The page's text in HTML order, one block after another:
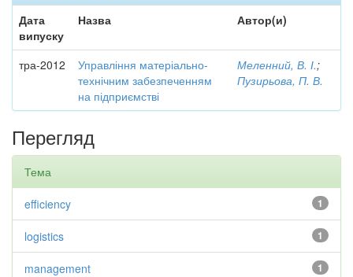
Дата
випуску
Назва Автор(и)
тра-2012
Управління матеріально-
технічним забезпеченням
на підприємстві
Меленний, В. І.;
Пузирьова, П. В.
Перегляд
Тема
1
efficiency
1
logistics
1
management